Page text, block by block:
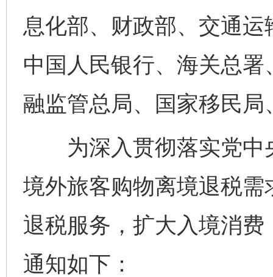
息化部、财政部、交通
中国人民银行、海关总
融监管总局、国家移民局
为深入贯彻落实党中
境外旅客购物离境退税
退税服务，扩大入境消
通知如下：